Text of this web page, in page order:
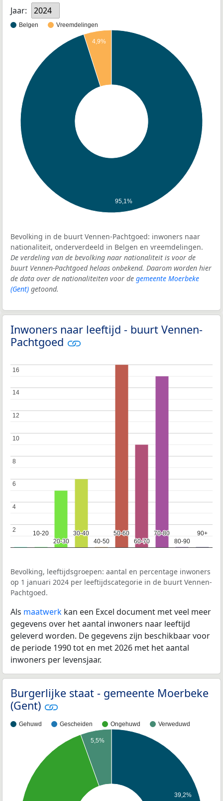
Jaar: 2024
Belgen Vreemdelingen
4,9%
95,1%
Bevolking in de buurt Vennen-Pachtgoed: inwoners naar
nationaliteit, onderverdeeld in Belgen en vreemdelingen.
De verdeling van de bevolking naar nationaliteit is voor de
buurt Vennen-Pachtgoed helaas onbekend. Daarom worden hier
de data over de nationaliteiten voor de gemeente Moerbeke
(Gent) getoond.
Inwoners naar leeftijd - buurt Vennen-
Pachtgoed
10-20
10-20
20-30
20-30
30-40
30-40
40-50
40-50
50-60
50-60
60-70
60-70
70-80
70-80
80-90
80-90
90+
90+
2
2
4
4
6
6
8
8
10
10
12
12
14
14
16
16
Bevolking, leeftijdsgroepen: aantal en percentage inwoners
op 1 januari 2024 per leeftijdscategorie in de buurt Vennen-
Pachtgoed.
Als maatwerk kan een Excel document met veel meer
gegevens over het aantal inwoners naar leeftijd
geleverd worden. De gegevens zijn beschikbaar voor
de periode 1990 tot en met 2026 met het aantal
inwoners per levensjaar.
Burgerlijke staat - gemeente Moerbeke
(Gent)
Gehuwd Gescheiden Ongehuwd Verweduwd
39,2%
5,5%